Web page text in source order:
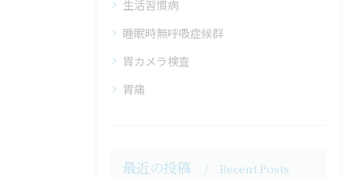
生活習慣病
睡眠時無呼吸症候群
胃カメラ検査
胃痛
最近の投稿 Recent Posts